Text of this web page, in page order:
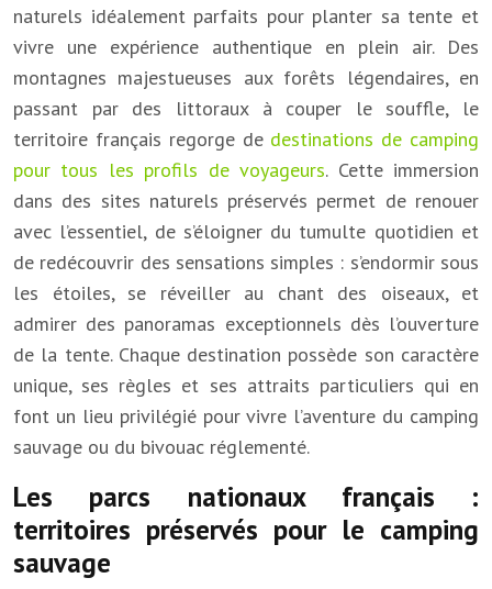
naturels idéalement parfaits pour planter sa tente et
vivre une expérience authentique en plein air. Des
montagnes majestueuses aux forêts légendaires, en
passant par des littoraux à couper le souffle, le
territoire français regorge de destinations de camping
pour tous les profils de voyageurs. Cette immersion
dans des sites naturels préservés permet de renouer
avec l’essentiel, de s’éloigner du tumulte quotidien et
de redécouvrir des sensations simples : s’endormir sous
les étoiles, se réveiller au chant des oiseaux, et
admirer des panoramas exceptionnels dès l’ouverture
de la tente. Chaque destination possède son caractère
unique, ses règles et ses attraits particuliers qui en
font un lieu privilégié pour vivre l’aventure du camping
sauvage ou du bivouac réglementé.
Les parcs nationaux français :
territoires préservés pour le camping
sauvage